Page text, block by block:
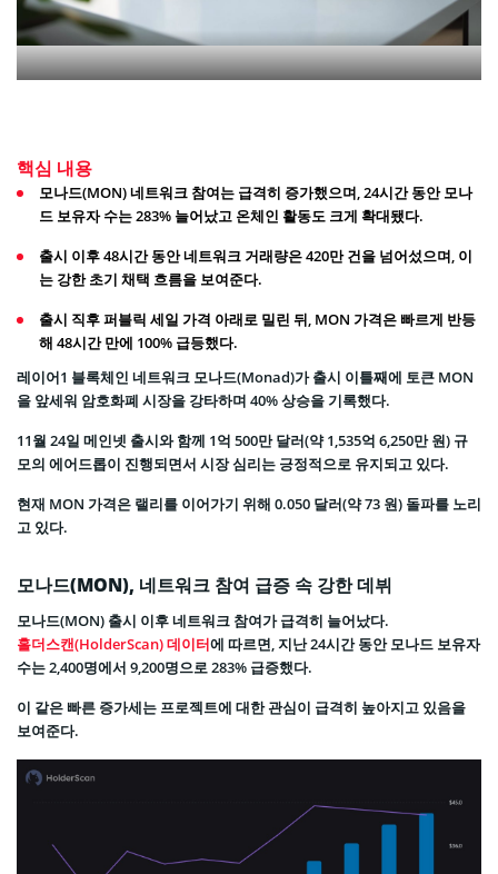
핵심 내용
모나드(MON) 네트워크 참여는 급격히 증가했으며, 24시간 동안 모나
드 보유자 수는 283% 늘어났고 온체인 활동도 크게 확대됐다.
출시 이후 48시간 동안 네트워크 거래량은 420만 건을 넘어섰으며, 이
는 강한 초기 채택 흐름을 보여준다.
출시 직후 퍼블릭 세일 가격 아래로 밀린 뒤, MON 가격은 빠르게 반등
해 48시간 만에 100% 급등했다.
레이어1 블록체인 네트워크 모나드(Monad)가 출시 이틀째에 토큰 MON
을 앞세워 암호화폐 시장을 강타하며 40% 상승을 기록했다.
11월 24일 메인넷 출시와 함께 1억 500만 달러(약 1,535억 6,250만 원) 규
모의 에어드롭이 진행되면서 시장 심리는 긍정적으로 유지되고 있다.
현재 MON 가격은 랠리를 이어가기 위해 0.050 달러(약 73 원) 돌파를 노리
고 있다.
모나드(MON), 네트워크 참여 급증 속 강한 데뷔
모나드(MON) 출시 이후 네트워크 참여가 급격히 늘어났다.
홀더스캔(HolderScan) 데이터에 따르면, 지난 24시간 동안 모나드 보유자
수는 2,400명에서 9,200명으로 283% 급증했다.
이 같은 빠른 증가세는 프로젝트에 대한 관심이 급격히 높아지고 있음을
보여준다.